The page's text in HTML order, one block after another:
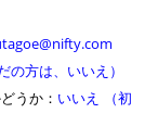
の方は、いいえ）
うか： いいえ
（初